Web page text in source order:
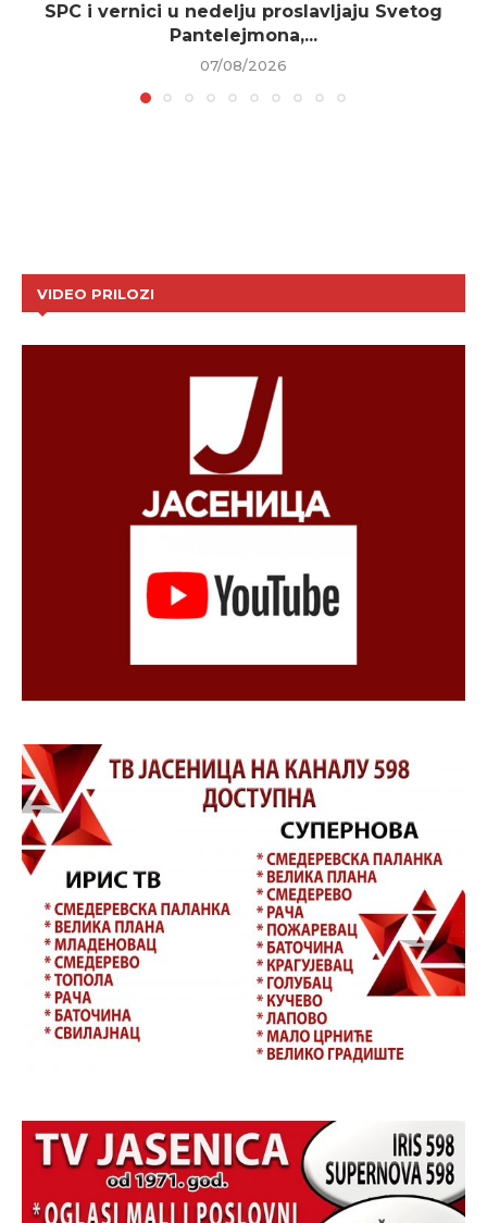
SPC i vernici u nedelju proslavljaju Svetog
Pantelejmona,...
07/08/2026
VIDEO PRILOZI